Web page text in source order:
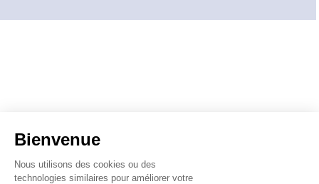
Bienvenue
Nous utilisons des cookies ou des
technologies similaires pour améliorer votre